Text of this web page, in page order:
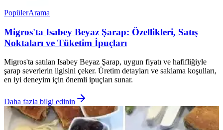
PopülerArama
Migros'ta Isabey Beyaz Şarap: Özellikleri, Satış
Noktaları ve Tüketim İpuçları
Migros'ta satılan Isabey Beyaz Şarap, uygun fiyatı ve hafifliğiyle
şarap severlerin ilgisini çeker. Üretim detayları ve saklama koşulları,
en iyi deneyim için önemli ipuçları sunar.
Daha fazla bilgi edinin